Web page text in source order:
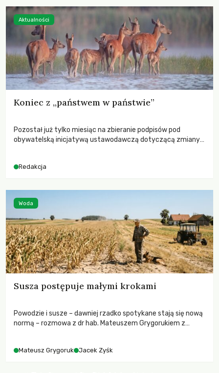
Koniec z „państwem w państwie”
Pozostał już tylko miesiąc na zbieranie podpisów pod
obywatelską inicjatywą ustawodawczą dotyczącą zmiany
niezwykle korzystne rozwiązania dla przyrody i zwierząt,
funkcjonowania łowiectwa w Polsce.
Redakcja
Aktualności
Susza postępuje małymi krokami
Powodzie i susze – dawniej rzadko spotykane stają się nową
normą – rozmowa z dr hab. Mateuszem Grygorukiem z
Mateusz Grygoruk Jacek Zyśk
Woda